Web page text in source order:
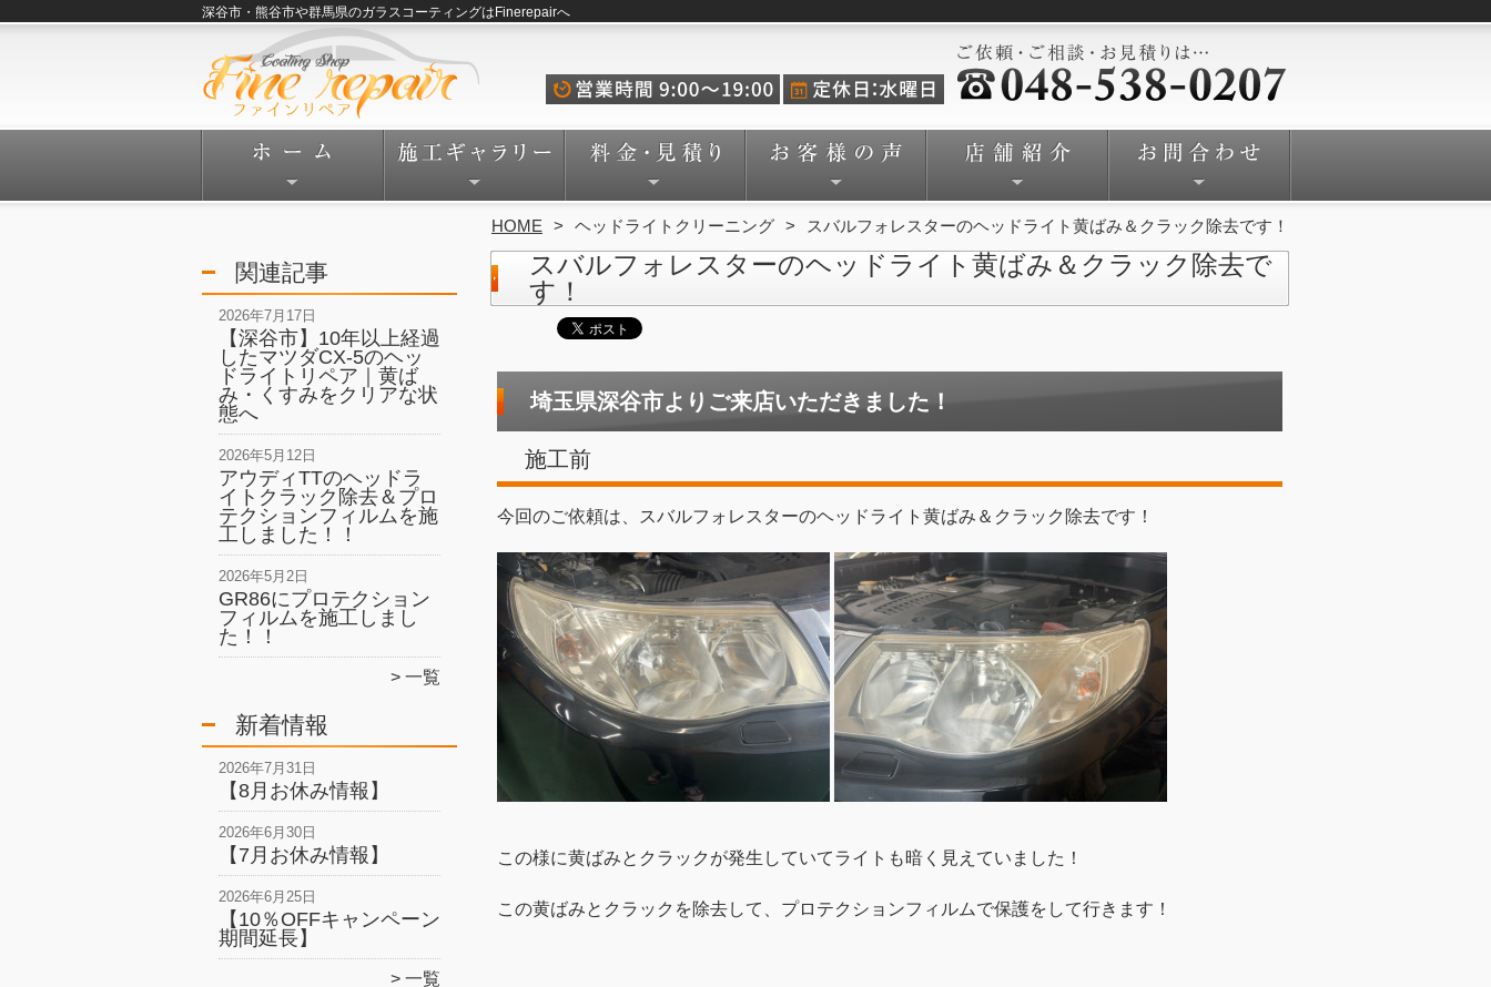
深谷市・熊谷市や群馬県のガラスコーティングはFinerepairへ
HOME ヘッドライトクリーニング スバルフォレスターのヘッドライト黄ばみ＆クラック除去です！
関連記事
2026年7月17日
【深谷市】10年以上経過
したマツダCX-5のヘッ
ドライトリペア｜黄ば
み・くすみをクリアな状
態へ
2026年5月12日
アウディTTのヘッドラ
イトクラック除去＆プロ
テクションフィルムを施
工しました！！
2026年5月2日
GR86にプロテクション
フィルムを施工しまし
た！！
一覧
新着情報
2026年7月31日
【8月お休み情報】
2026年6月30日
【7月お休み情報】
2026年6月25日
【10％OFFキャンペーン
期間延長】
一覧
スバルフォレスターのヘッドライト黄ばみ＆クラック除去で
す！
埼玉県深谷市よりご来店いただきました！
施工前
今回のご依頼は、スバルフォレスターのヘッドライト黄ばみ＆クラック除去です！
この様に黄ばみとクラックが発生していてライトも暗く見えていました！
この黄ばみとクラックを除去して、プロテクションフィルムで保護をして行きます！